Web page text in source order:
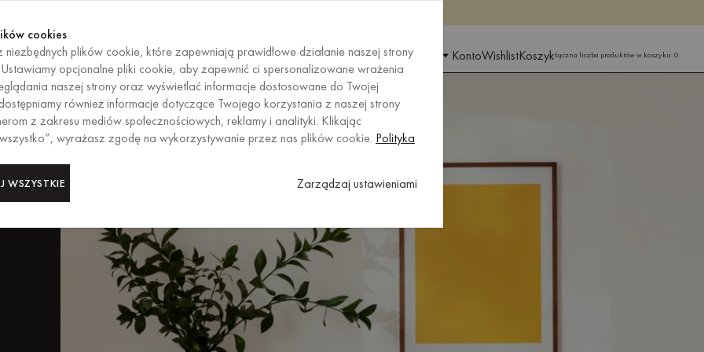
PL/EURWYBÓR REGIONU I JĘZYKA KontoWishlistKoszykŁączna liczba produktów w koszyku:0
i
cookies
niezbędnych plików cookie, które zapewniają prawidłowe działanie naszej strony
opcjonalne pliki cookie, aby zapewnić ci spersonalizowane wrażenia
naszej strony oraz wyświetlać informacje dostosowane do Twojej
również informacje dotyczące Twojego korzystania z naszej strony
z zakresu mediów społecznościowych, reklamy i analityki. Klikając
wyrażasz zgodę na wykorzystywanie przez nas plików cookie. Polityka
WSZYSTKIE Zarządzaj ustawieniami